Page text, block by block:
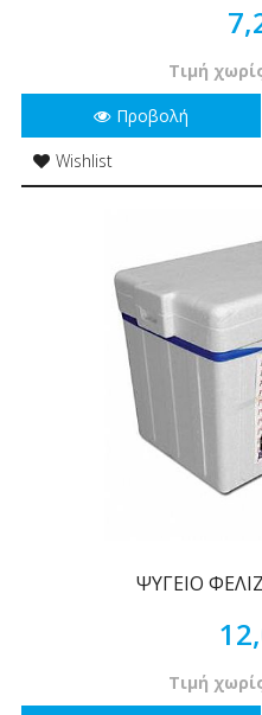
Τιμή
Προβολή
Wishlist
ΨΥΓΕΙΟ
Τιμή